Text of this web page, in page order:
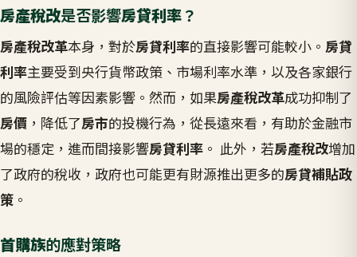
房產稅改是否影響房貸利率？
房產稅改革本身，對於房貸利率的直接影響可能較小。 房貸
利率主要受到央行貨幣政策、市場利率水準，以及各家銀行
的風險評估等因素影響。然而，如果房產稅改革成功抑制了
房價 ，降低了房市的投機行為，從長遠來看，有助於金融市
場的穩定，進而間接影響房貸利率 。 此外，若房產稅改增加
了政府的稅收，政府也可能更有財源推出更多的房貸補貼政
策 。
首購族的應對策略